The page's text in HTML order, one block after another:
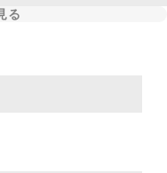
る